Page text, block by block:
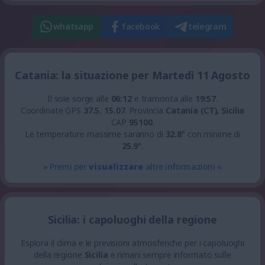
whatsapp facebook telegram
Catania: la situazione per Martedì 11 Agosto
Il sole sorge alle 06:12e tramonta alle 19:57.
Coordinate GPS 37.5, 15.07. Provincia Catania (CT), Sicilia
CAP 95100.
Le temperature massime saranno di 32.8° con minime di
25.9°.
» Premi pervisualizzare altre informazioni «
Sicilia: i capoluoghi della regione
Esplora il clima e le previsioni atmosferiche per i capoluoghi
della regione Sicilia e rimani sempre informato sulle